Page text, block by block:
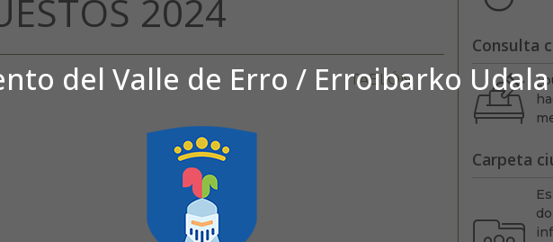
del Valle de Erro / Erroibarko Udala
2024
TABLÓN
Consulta
Carpeta